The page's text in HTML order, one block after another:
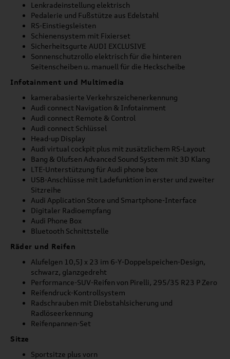
Lenkradeinstellung elektrisch
Pedalerie und Fußstütze aus Edelstahl
RS-Einstiegsleisten
Schienensystem mit Fixierset
Sicherheitsgurte AUDI EXCLUSIVE
Sonnenschutzrollo elektrisch für die hinteren
Seitenscheiben u. manuell für die Heckscheibe
Infotainment und Multimedia
kamerabasierte Verkehrszeichenerkennung
Audi connect Navigation & Infotainment
Audi connect Remote & Control
Audi connect Schlüssel
Head-up Display
Audi virtual cockpit plus mit zusätzlichem RS-Layout
Bang & Olufsen Advanced Sound System mit 3D Klang
LTE-Unterstützung für Audi phone box
USB-Anschlüsse mit Ladefunktion in erster und zweiter
Sitzreihe
Audi Application Store und Smartphone-Interface
Digitaler Radioempfang
Audi Phone Box
Bluetooth Schnittstelle
Räder und Reifen
Alufelgen 10,5J x 23 im 6-Y-Doppelspeichen-Design,
schwarz, glanzgedreht
Performance-SUV-Reifen von Pirelli, 295/35 R23 P Zero
Reifendruck-Kontrollsystem
Radschrauben mit Diebstahlsicherung und
Radlöseerkennung
Reifenpannen-Set
Sitze
Sportsitze plus vorn